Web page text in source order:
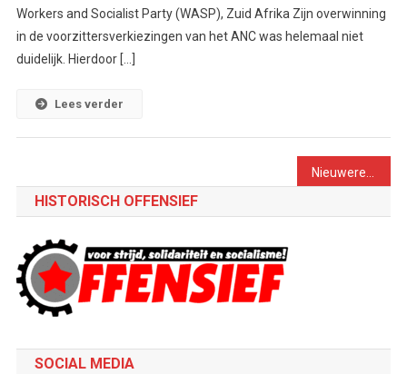
Workers and Socialist Party (WASP), Zuid Afrika Zijn overwinning
in de voorzittersverkiezingen van het ANC was helemaal niet
duidelijk. Hierdoor […]
Lees verder
HISTORISCH OFFENSIEF
SOCIAL MEDIA